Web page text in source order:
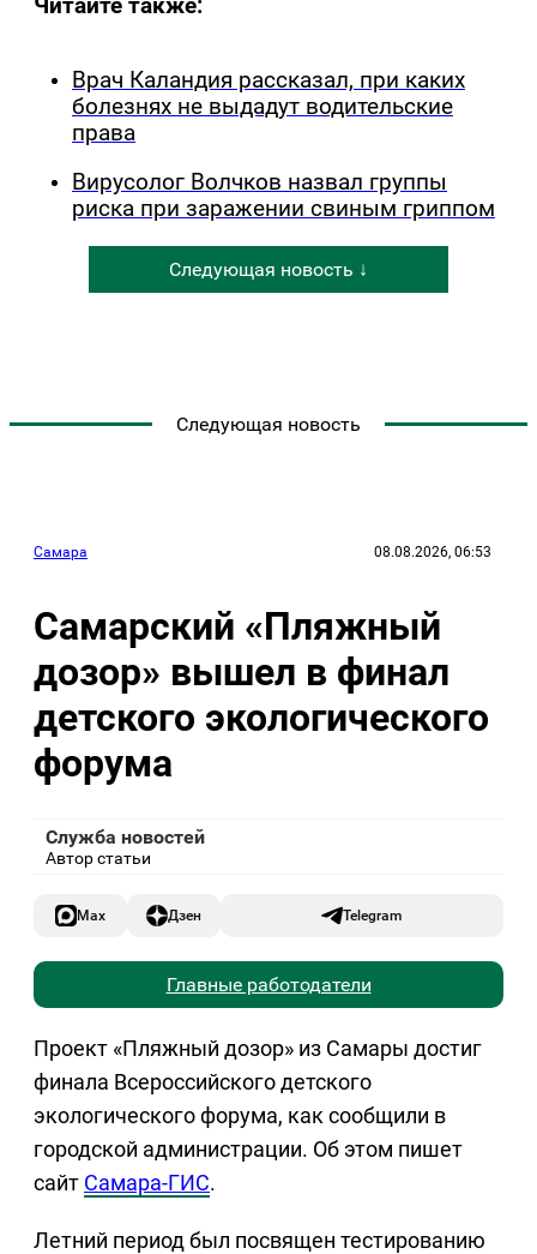
Врач Каландия рассказал, при каких
болезнях не выдадут водительские
права
Вирусолог Волчков назвал группы
риска при заражении свиным гриппом
Следующая новость ↓
Следующая новость
Самара 08.08.2026, 06:53
Самарский «Пляжный
дозор» вышел в финал
детского экологического
форума
Служба новостей
Автор статьи
Max Дзен Telegram
Главные работодатели
Проект «Пляжный дозор» из Самары достиг
финала Всероссийского детского
экологического форума, как сообщили в
городской администрации. Об этом пишет
сайт Самара-ГИС.
Летний период был посвящен тестированию